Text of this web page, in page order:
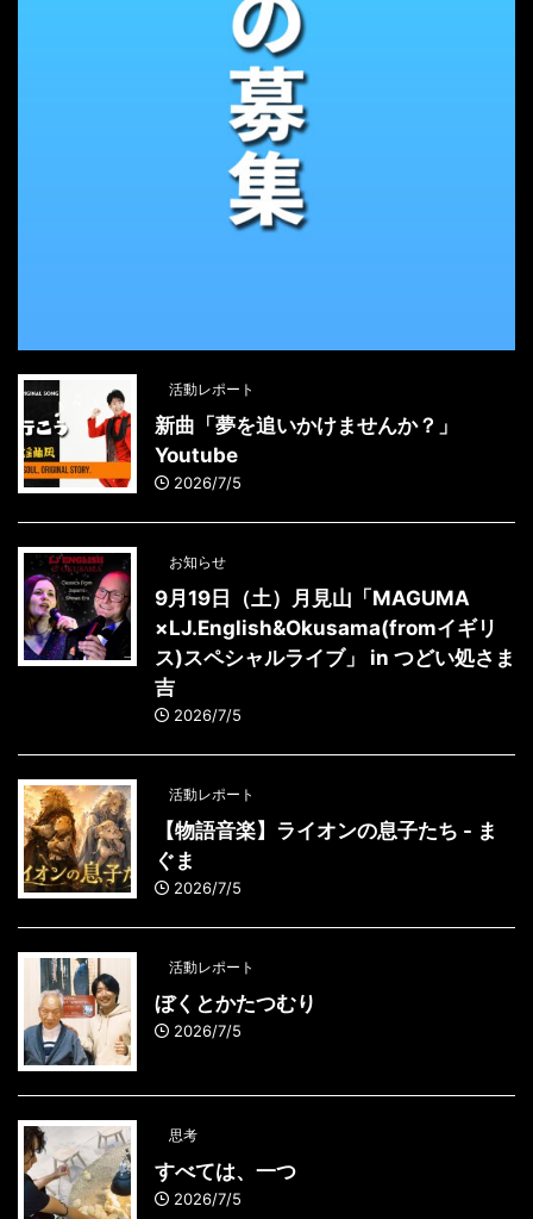
活動レポート
新曲「夢を追いかけませんか？」
Youtube
2026/7/5
お知らせ
9月19日（土）月見山「MAGUMA
×LJ.English&Okusama(fromイギリ
ス)スペシャルライブ」 in つどい処さま
吉
2026/7/5
活動レポート
【物語音楽】ライオンの息子たち - ま
ぐま
2026/7/5
活動レポート
ぼくとかたつむり
2026/7/5
思考
すべては、一つ
2026/7/5